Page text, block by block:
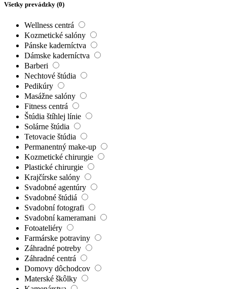
Všetky prevádzky (0)
Wellness centrá
Kozmetické salóny
Pánske kaderníctva
Dámske kaderníctva
Barberi
Nechtové štúdia
Pedikúry
Masážne salóny
Fitness centrá
Štúdia štíhlej línie
Solárne štúdia
Tetovacie štúdia
Permanentný make-up
Kozmetické chirurgie
Plastické chirurgie
Krajčírske salóny
Svadobné agentúry
Svadobné štúdiá
Svadobní fotografi
Svadobní kameramani
Fotoateliéry
Farmárske potraviny
Záhradné potreby
Záhradné centrá
Domovy dôchodcov
Materské škôlky